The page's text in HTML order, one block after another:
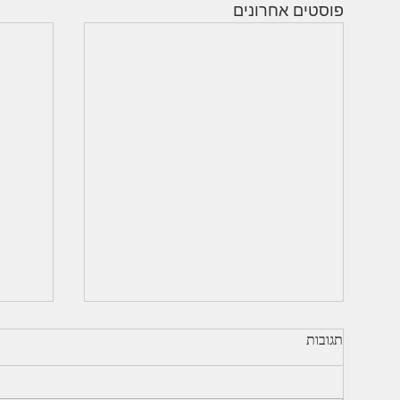
פוסטים אחרונים
רפלקסולוגיה דרך החיים 🦶❤️🙏
מספרים ❤️🦶🤲 להרשמה למפגש
גוף
תגובות